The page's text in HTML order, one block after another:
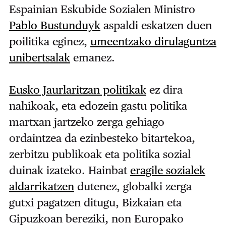
Espainian Eskubide Sozialen Ministro
Pablo Bustunduykaspaldi eskatzen duen
poilitika eginez, umeentzako dirulaguntza
unibertsalakemanez.
Eusko Jaurlaritzan politikakez dira
nahikoak, eta edozein gastu politika
martxan jartzeko zerga gehiago
ordaintzea da ezinbesteko bitartekoa,
zerbitzu publikoak eta politika sozial
duinak izateko. Hainbateragile sozialek
aldarrikatzen dutenez, globalki zerga
gutxi pagatzen ditugu, Bizkaian eta
Gipuzkoan bereziki, non Europako